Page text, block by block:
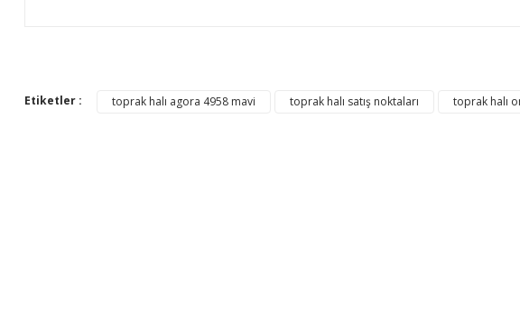
Etiketler : toprak halı agora 4958 mavi toprak halı satış noktaları toprak halı